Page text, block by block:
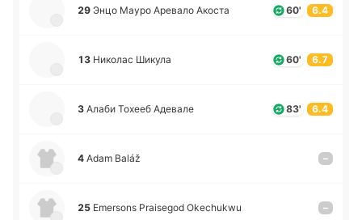
29 Энцо Мауро Аре­ва­ло Акоста 60' 6.4
13 Ни­ко­лас Шикула 60' 6.7
3 Алаби Тохееб Аде­ва­ле 83' 6.4
4 Adam Baláž –
25 Emersons Praisegod Okechukwu –